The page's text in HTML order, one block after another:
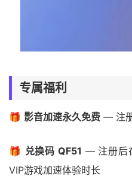
专属福利
🎁 影音加速永久免费 — 注
🎁 兑换码 QF51 — 注册后
VIP游戏加速体验时长